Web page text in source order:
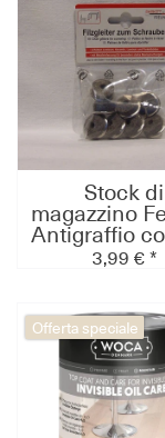
Stock di
magazzino
Antigraffio
24mm,3,99 € *
Offerta speciale